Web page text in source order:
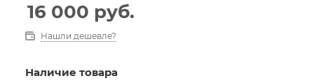
16 000 руб.
Нашли дешевле?
Наличие товара